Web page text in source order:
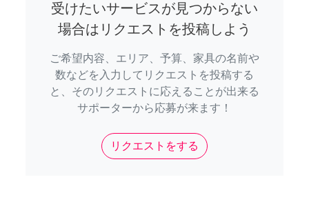
受けたいサービスが見つからない
場合はリクエストを投稿しよう
ご希望内容、エリア、予算、家具の名前や
数などを入力してリクエストを投稿する
と、そのリクエストに応えることが出来る
サポーターから応募が来ます！
リクエストをする